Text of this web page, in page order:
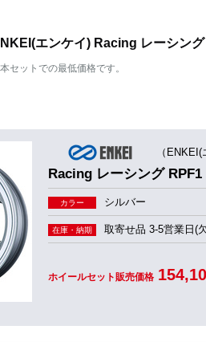
エンケイ) Racing レーシン
セットでの最低価格です。
（ENKEI(
Racing レーシング RPF1
カラー シルバー
在庫・納期 取寄せ品 3-5営業日(
ホイールセット販売価格